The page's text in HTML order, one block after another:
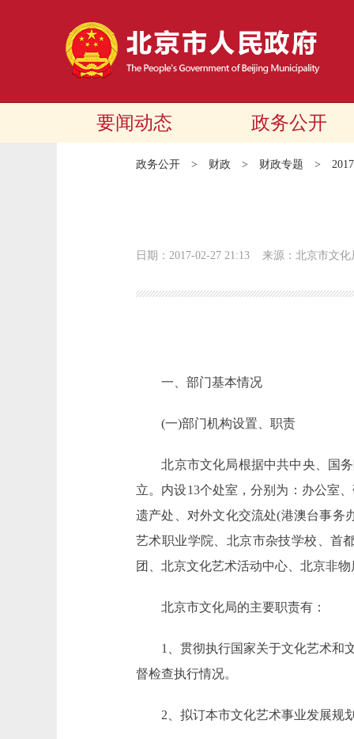
要闻动态 政务公开
政务公开 > 财政 > 财政专题 >
日期：2017-02-27 21:13 来源：北京市文化
一、部门基本情况
(一)部门机构设置、职责
北京市文化局根据中共中央、国务
立。内设13个处室，分别为：办公室
遗产处、对外文化交流处(港澳台事务
艺术职业学院、北京市杂技学校、首
团、北京文化艺术活动中心、北京非
北京市文化局的主要职责有：
1、贯彻执行国家关于文化艺术和文
督检查执行情况。
2、拟订本市文化艺术事业发展规划